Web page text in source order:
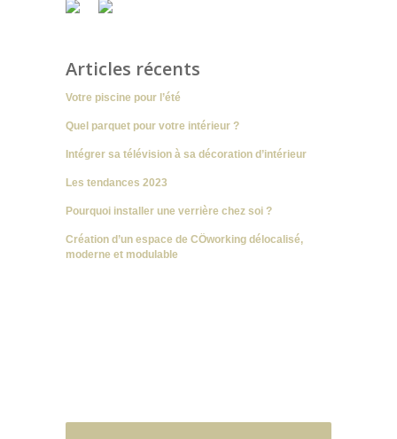
Articles récents
Votre piscine pour l’été
Quel parquet pour votre intérieur ?
Intégrer sa télévision à sa décoration d’intérieur
Les tendances 2023
Pourquoi installer une verrière chez soi ?
Création d’un espace de CÖworking délocalisé,
moderne et modulable